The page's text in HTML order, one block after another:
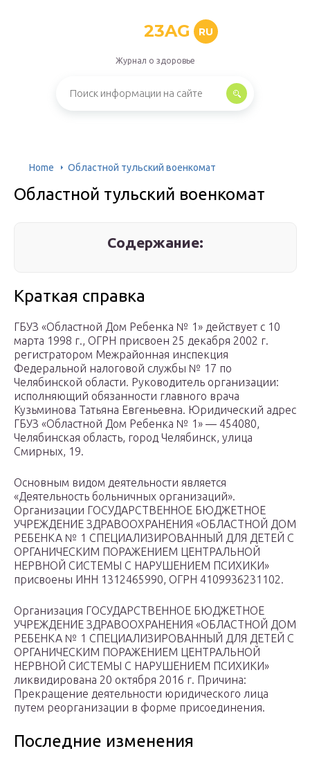
23AG RU
Журнал о здоровье
Home Областной тульский военкомат
Областной тульский военкомат
Содержание:
Краткая справка
ГБУЗ «Областной Дом Ребенка № 1» действует с 10
марта 1998 г., ОГРН присвоен 25 декабря 2002 г.
регистратором Межрайонная инспекция
Федеральной налоговой службы № 17 по
Челябинской области. Руководитель организации:
исполняющий обязанности главного врача
Кузьминова Татьяна Евгеньевна. Юридический адрес
ГБУЗ «Областной Дом Ребенка № 1» — 454080,
Челябинская область, город Челябинск, улица
Смирных, 19.
Основным видом деятельности является
«Деятельность больничных организаций».
Организации ГОСУДАРСТВЕННОЕ БЮДЖЕТНОЕ
УЧРЕЖДЕНИЕ ЗДРАВООХРАНЕНИЯ «ОБЛАСТНОЙ ДОМ
РЕБЕНКА № 1 СПЕЦИАЛИЗИРОВАННЫЙ ДЛЯ ДЕТЕЙ С
ОРГАНИЧЕСКИМ ПОРАЖЕНИЕМ ЦЕНТРАЛЬНОЙ
НЕРВНОЙ СИСТЕМЫ С НАРУШЕНИЕМ ПСИХИКИ»
присвоены ИНН 1312465990, ОГРН 4109936231102.
Организация ГОСУДАРСТВЕННОЕ БЮДЖЕТНОЕ
УЧРЕЖДЕНИЕ ЗДРАВООХРАНЕНИЯ «ОБЛАСТНОЙ ДОМ
РЕБЕНКА № 1 СПЕЦИАЛИЗИРОВАННЫЙ ДЛЯ ДЕТЕЙ С
ОРГАНИЧЕСКИМ ПОРАЖЕНИЕМ ЦЕНТРАЛЬНОЙ
НЕРВНОЙ СИСТЕМЫ С НАРУШЕНИЕМ ПСИХИКИ»
ликвидирована 20 октября 2016 г. Причина:
Прекращение деятельности юридического лица
путем реорганизации в форме присоединения.
Последние изменения